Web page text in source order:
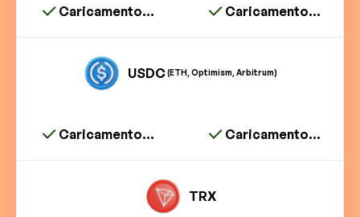
Caricamento... Caricamento...
USDC(ETH, Optimism, Arbitrum)
Caricamento... Caricamento...
TRX